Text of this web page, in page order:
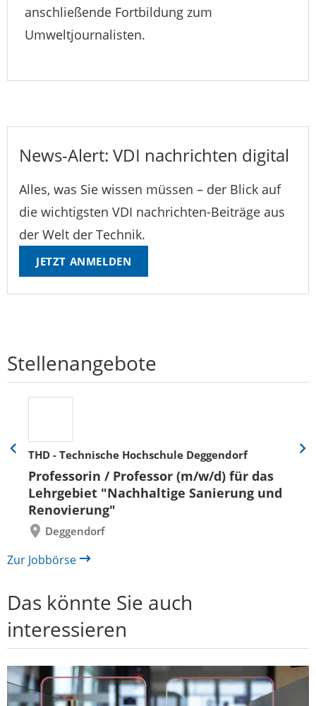
anschließende Fortbildung zum
Umweltjournalisten.
News-Alert: VDI nachrichten digital
Alles, was Sie wissen müssen – der Blick auf
die wichtigsten VDI nachrichten-Beiträge aus
der Welt der Technik.
JETZT ANMELDEN
Stellenangebote
THD - Technische Hochschule Deggendorf
Professorin / Professor (m/w/d) für das
Lehrgebiet "Nachhaltige Sanierung und
Renovierung"
Deggendorf
Eine
zurück
Eine
Zur Jobbörse
Das könnte Sie auch
interessieren